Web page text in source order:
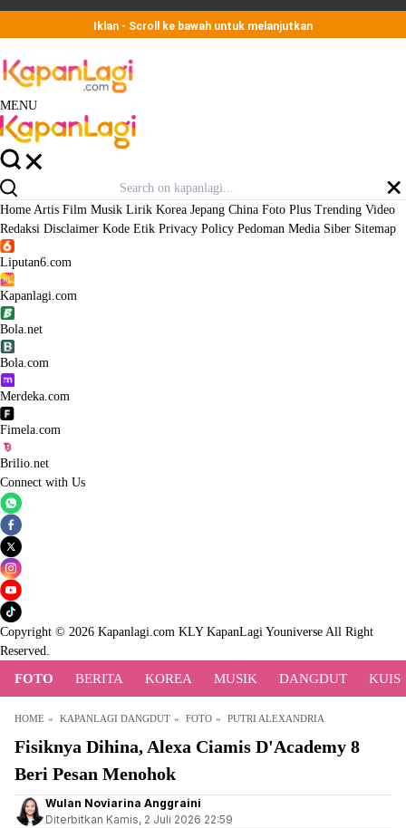
Iklan - Scroll ke bawah untuk melanjutkan
MENU
Home Artis Film Musik Lirik Korea Jepang China Foto Plus Trending Video
Redaksi Disclaimer Kode Etik Privacy Policy Pedoman Media Siber Sitemap
Liputan6.com
Kapanlagi.com
Bola.net
Bola.com
Merdeka.com
Fimela.com
Brilio.net
Connect with Us
Copyright © 2026 Kapanlagi.com KLY KapanLagi Youniverse All Right
Reserved.
FOTO BERITA KOREA MUSIK DANGDUT KUIS
HOME KAPANLAGI DANGDUT FOTO PUTRI ALEXANDRIA
Fisiknya Dihina, Alexa Ciamis D'Academy 8
Beri Pesan Menohok
Wulan Noviarina Anggraini
Diterbitkan Kamis, 2 Juli 2026 22:59